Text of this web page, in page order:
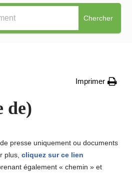
Chercher
Imprimer
de)
presse uniquement ou documents
plus, cliquez sur ce lien
également « chemin » et